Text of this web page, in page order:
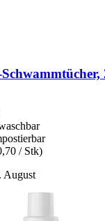
/ Stk)
August